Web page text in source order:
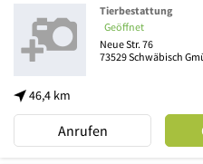
46,4 km
Tierbestattung
Geöffnet
Neue Str. 76
73529Schwäbisch
Anrufen